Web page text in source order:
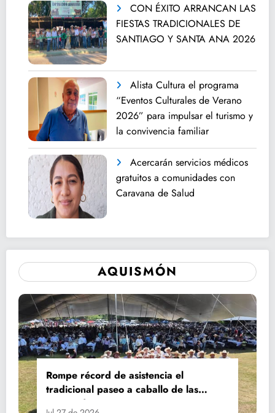
CON ÉXITO ARRANCAN LAS
FIESTAS TRADICIONALES DE
SANTIAGO Y SANTA ANA 2026
Alista Cultura el programa
“Eventos Culturales de Verano
2026” para impulsar el turismo y
la convivencia familiar
Acercarán servicios médicos
gratuitos a comunidades con
Caravana de Salud
AQUISMÓN
Rompe récord de asistencia el
tradicional paseo a caballo de las
Fiestas de Santiago y Santa Ana